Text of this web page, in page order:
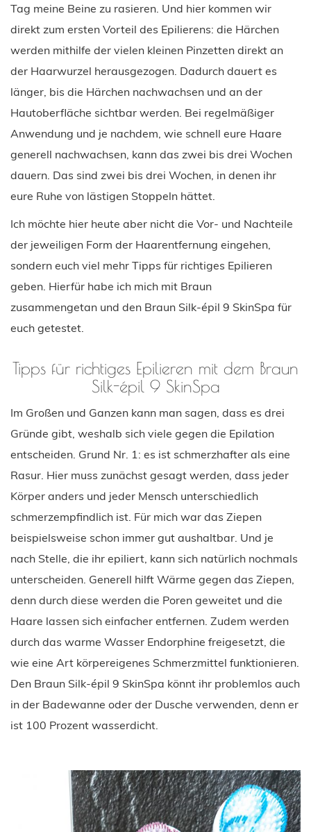
Tag meine Beine zu rasieren. Und hier kommen wir
direkt zum ersten Vorteil des Epilierens: die Härchen
werden mithilfe der vielen kleinen Pinzetten direkt an
der Haarwurzel herausgezogen. Dadurch dauert es
länger, bis die Härchen nachwachsen und an der
Hautoberfläche sichtbar werden. Bei regelmäßiger
Anwendung und je nachdem, wie schnell eure Haare
generell nachwachsen, kann das zwei bis drei Wochen
dauern. Das sind zwei bis drei Wochen, in denen ihr
eure Ruhe von lästigen Stoppeln hättet.
Ich möchte hier heute aber nicht die Vor- und Nachteile
der jeweiligen Form der Haarentfernung eingehen,
sondern euch viel mehr Tipps für richtiges Epilieren
geben. Hierfür habe ich mich mit Braun
zusammengetan und den Braun Silk-épil 9 SkinSpa für
euch getestet.
Tipps für richtiges Epilieren mit dem Braun
Silk-épil 9 SkinSpa
Im Großen und Ganzen kann man sagen, dass es drei
Gründe gibt, weshalb sich viele gegen die Epilation
entscheiden. Grund Nr. 1: es ist schmerzhafter als eine
Rasur. Hier muss zunächst gesagt werden, dass jeder
Körper anders und jeder Mensch unterschiedlich
schmerzempfindlich ist. Für mich war das Ziepen
beispielsweise schon immer gut aushaltbar. Und je
nach Stelle, die ihr epiliert, kann sich natürlich nochmals
unterscheiden. Generell hilft Wärme gegen das Ziepen,
denn durch diese werden die Poren geweitet und die
Haare lassen sich einfacher entfernen. Zudem werden
durch das warme Wasser Endorphine freigesetzt, die
wie eine Art körpereigenes Schmerzmittel funktionieren.
Den Braun Silk-épil 9 SkinSpa könnt ihr problemlos auch
in der Badewanne oder der Dusche verwenden, denn er
ist 100 Prozent wasserdicht.